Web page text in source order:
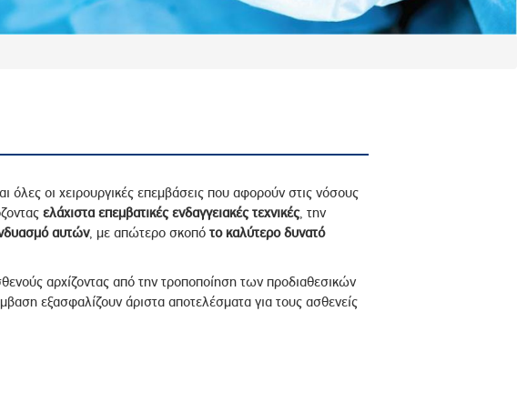
όλες οι χειρουργικές επεμβάσεις που αφορούν στις νόσους
ελάχιστα επεμβατικές ενδαγγειακές τεχνικές, την
αυτών, με απώτερο σκοπό το καλύτερο δυνατό
αρχίζοντας από την τροποποίηση των προδιαθεσικών
εξασφαλίζουν άριστα αποτελέσματα για τους ασθενείς